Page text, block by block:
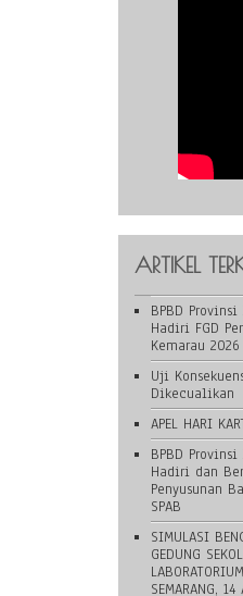
ARTIKEL
BPBD Provinsi
Hadiri FGD
Kemarau
Uji
Dikecualikan
APEL HARI
BPBD Provinsi
Hadiri dan
Penyusunan
SPAB
SIMULASI
GEDUNG
SEMARANG,